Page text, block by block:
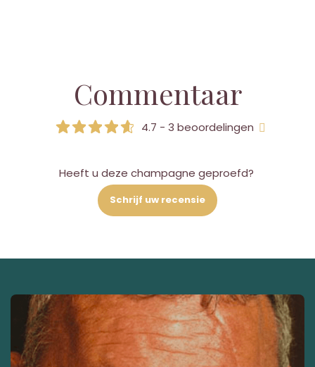
Commentaar
4.7 - 3 beoordelingen
Heeft u deze champagne geproefd?
Schrijf uw recensie